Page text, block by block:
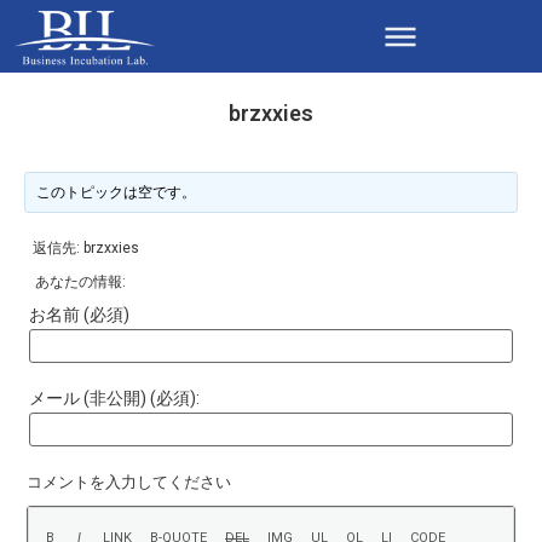
brzxxies
このトピックは空です。
返信先: brzxxies
あなたの情報:
お名前 (必須)
メール (非公開) (必須):